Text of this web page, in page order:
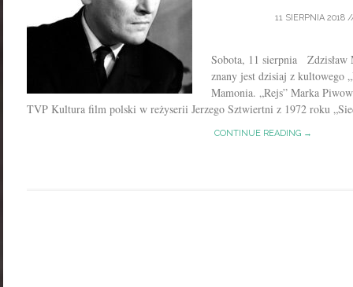
11 SIERPNIA 2018
Sobota, 11 sierpnia Zdzisław
znany jest dzisiaj z kultowego
Mamonia. „Rejs” Marka
TVP Kultura film polski w reżyserii Jerzego Sztwiertni z 1972 roku
CONTINUE READING →